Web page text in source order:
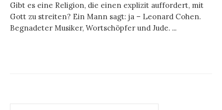
Gibt es eine Religion, die einen explizit auffordert, mit
Gott zu streiten? Ein Mann sagt: ja – Leonard Cohen.
Begnadeter Musiker, Wortschöpfer und Jude. ...